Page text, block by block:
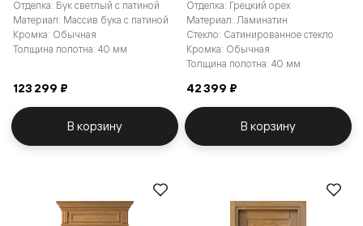
Отделка: Бук светлый с патиной
Материал: Массив бука с патиной
Кромка: Обычная
Толщина полотна: 40 мм
123 299 ₽
В корзину
Отделка: Грецкий орех
Материал: Ламинатин
Стекло: Сатинированное стекло
Кромка: Обычная
Толщина полотна: 40 мм
42 399 ₽
В корзину